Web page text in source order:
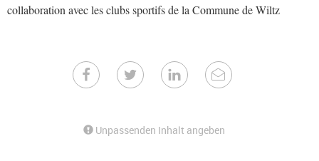
collaboration avec les clubs sportifs de la Commune de Wiltz
Unpassenden Inhalt angeben